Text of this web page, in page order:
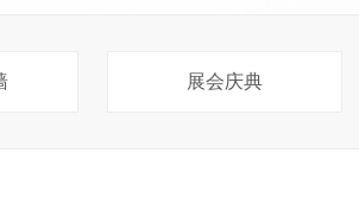
展会庆典